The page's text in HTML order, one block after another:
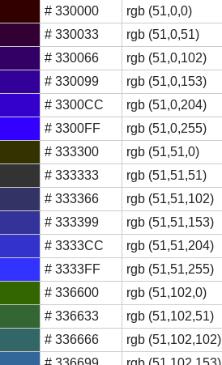
# 330000
rgb (51,0,0)
# 330033
rgb (51,0,51)
# 330066
rgb (51,0,102)
# 330099
rgb (51,0,153)
# 3300CC
rgb (51,0,204)
# 3300FF
rgb (51,0,255)
# 333300
rgb (51,51,0)
# 333333
rgb (51,51,51)
# 333366
rgb (51,51,102)
# 333399
rgb (51,51,153)
# 3333CC
rgb (51,51,204)
# 3333FF
rgb (51,51,255)
# 336600
rgb (51,102,0)
# 336633
rgb (51,102,51)
# 336666
rgb (51,102,102)